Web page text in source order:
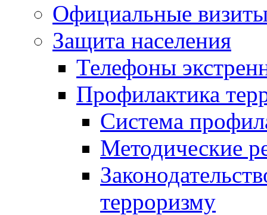
Официальные
Защита населения
Телефоны
Профилактика
Система
Методические
терроризму